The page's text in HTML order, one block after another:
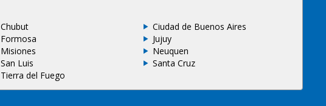
Chubut
Ciudad de Buenos Aires
Formosa
Jujuy
Misiones
Neuquen
San Luis
Santa Cruz
Tierra del Fuego